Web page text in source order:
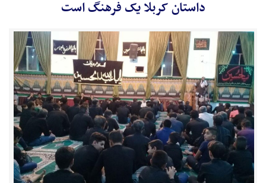
داستان کربلا یک فرهنگ است